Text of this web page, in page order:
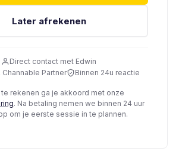
Later afrekenen
Direct contact met Edwin
Channable Partner
Binnen 24u reactie
te rekenen ga je akkoord met onze
. Na betaling nemen we binnen 24 uur
om je eerste sessie in te plannen.